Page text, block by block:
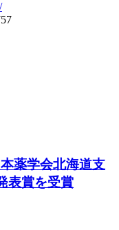
薬学会北海道支
表賞を受賞